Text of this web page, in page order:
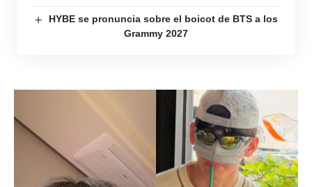
HYBE se pronuncia sobre el boicot de BTS a los
Grammy 2027